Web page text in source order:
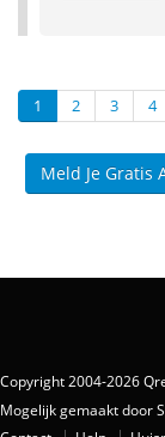
1 2 3 4
Meld Je Gratis
Copyright 2004-2026
Mogelijk gemaakt door